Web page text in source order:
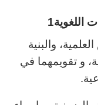
اللغوية1
والبنية
و تقويمهما في